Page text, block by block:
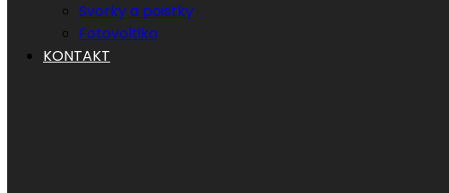
Svorky a poistky
Fotovoltika
KONTAKT